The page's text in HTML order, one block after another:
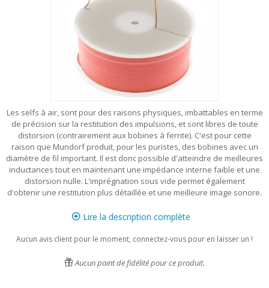
Les selfs à air, sont pour des raisons physiques, imbattables en terme
de précision sur la restitution des impulsions, et sont libres de toute
distorsion (contrairement aux bobines à ferrite). C'est pour cette
raison que Mundorf produit, pour les puristes, des bobines avec un
diamètre de fil important. Il est donc possible d'atteindre de meilleures
inductances tout en maintenant une impédance interne faible et une
distorsion nulle. L'imprégnation sous vide permet également
d'obtenir une restitution plus détaillée et une meilleure image sonore.
Lire la description complète
Aucun avis client pour le moment, connectez-vous pour en laisser un !
Aucun point de fidélité pour ce produit.